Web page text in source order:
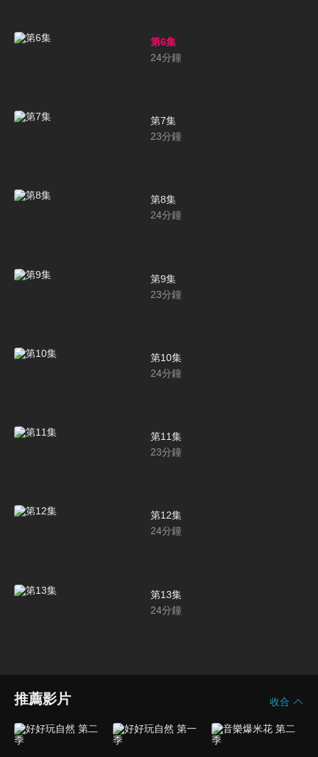
第6集
24分鐘
第7集
23分鐘
第8集
24分鐘
第9集
23分鐘
第10集
24分鐘
第11集
23分鐘
第12集
24分鐘
第13集
24分鐘
推薦影片 收合